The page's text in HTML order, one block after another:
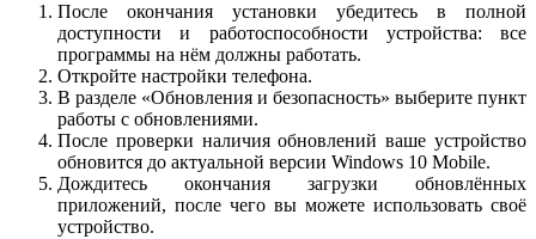
После окончания установки убедитесь в полной
доступности и работоспособности устройства: все
программы на нём должны работать.
Откройте настройки телефона.
В разделе «Обновления и безопасность» выберите пункт
работы с обновлениями.
После проверки наличия обновлений ваше устройство
обновится до актуальной версии Windows 10 Mobile.
Дождитесь окончания загрузки обновлённых
приложений, после чего вы можете использовать своё
устройство.